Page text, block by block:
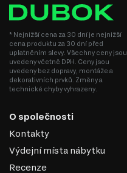
najít:
TV stolky
Komody
Konferenční stolky
Jídelní stoly
Manželské postele
Šatní skříň
Nástěnné police a skříňky
Zrcadla
Kancelářské stoly
* Nejnižší cena za 30 dní je nejnižší
cena produktu za 30 dní před
uplatněním slevy. Všechny ceny jsou
uvedeny včetně DPH. Ceny jsou
uvedeny bez dopravy, montáže a
dekorativních prvků. Změny a
technické chyby vyhrazeny.
O společnosti
Kontakty
Výdejní místa nábytku
Recenze